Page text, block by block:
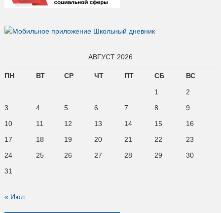
АВГУСТ 2026
ПН ВТ СР ЧТ ПТ СБ ВС
1
2
3
4 5 6 7 8
9
10
11 12 13 14 15
16
17
18 19 20 21 22
23
24
25 26 27 28 29
30
31
« Июл